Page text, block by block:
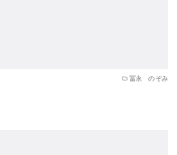
冨永 のぞみ